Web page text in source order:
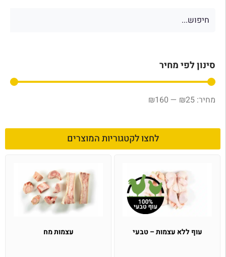
סינון לפי מחיר
₪25
—
₪160
לחצו לקטגוריות המוצרים
עוף ללא עצמות – טבעי עצמות מח